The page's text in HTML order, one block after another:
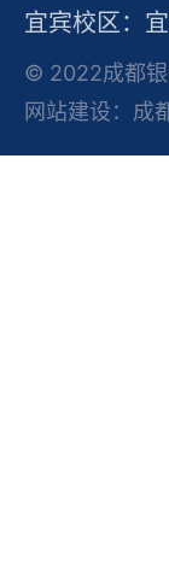
宜宾校区：
© 2022成都银
网站建设：成